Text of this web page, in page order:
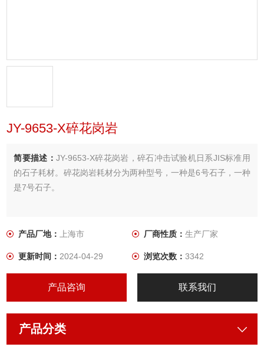
JY-9653-X碎花岗岩
简要描述： JY-9653-X碎花岗岩，碎石冲击试验机日系JIS标准用
的石子耗材。碎花岗岩耗材分为两种型号，一种是6号石子，一种
是7号石子。
产品厂地：上海市 厂商性质： 生产厂家
更新时间：2024-04-29 浏览次数： 3342
产品咨询 联系我们
产品分类